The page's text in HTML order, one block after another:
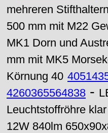
mehreren
500 mm mit M22
MK1 Dorn und
mm mit MK5
Körnung 40
4260365564838 -
Leuchtstoffröhre
12W 840lm